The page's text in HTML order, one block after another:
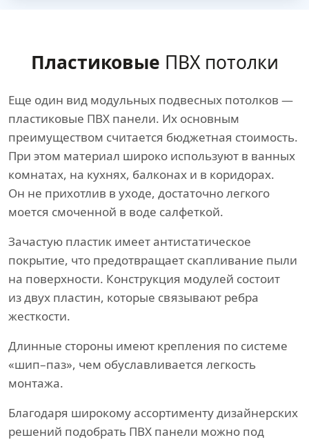
Пластиковые ПВХ потолки
Еще один вид модульных подвесных потолков —
пластиковые ПВХ панели. Их основным
преимуществом считается бюджетная стоимость.
При этом материал широко используют в ванных
комнатах, на кухнях, балконах и в коридорах.
Он не прихотлив в уходе, достаточно легкого
моется смоченной в воде салфеткой.
Зачастую пластик имеет антистатическое
покрытие, что предотвращает скапливание пыли
на поверхности. Конструкция модулей состоит
из двух пластин, которые связывают ребра
жесткости.
Длинные стороны имеют крепления по системе
«шип–паз», чем обуславливается легкость
монтажа.
Благодаря широкому ассортименту дизайнерских
решений подобрать ПВХ панели можно под